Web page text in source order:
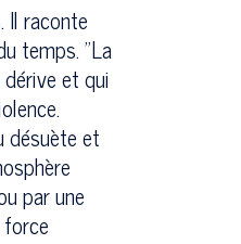
Il raconte
temps. "La
et qui
désuète et
par une